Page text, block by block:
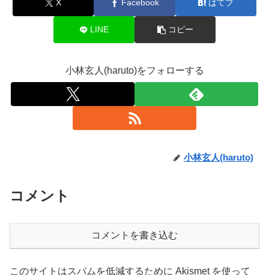
X Facebook はてブ
LINE コピー
小林玄人(haruto)をフォローする
小林玄人(haruto)
コメント
コメントを書き込む
このサイトはスパムを低減するために Akismet を使って